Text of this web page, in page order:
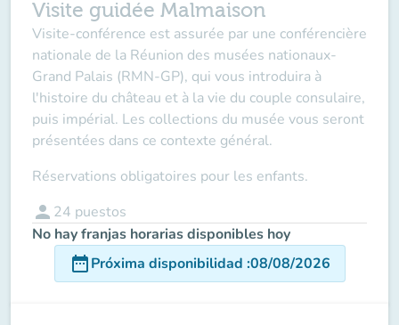
Visite guidée Malmaison
Visite-conférence est assurée par une conférencière
nationale de la Réunion des musées nationaux-
Grand Palais (RMN-GP), qui vous introduira à
l'histoire du château et à la vie du couple consulaire,
puis impérial. Les collections du musée vous seront
présentées dans ce contexte général.
Réservations obligatoires pour les enfants.
person 24 puestos
No hay franjas horarias disponibles hoy
date_rangePróxima disponibilidad :08/08/2026